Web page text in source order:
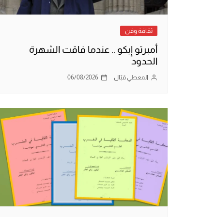
ثقافة وفن
أمبرتو إيكو .. عندما فاقت الشهرة
الحدود
المعطي قبّال 06/08/2026